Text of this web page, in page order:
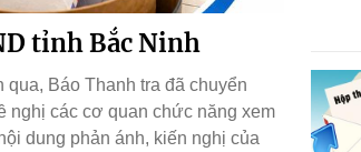
tỉnh Bắc Ninh
qua, Báo Thanh tra đã chuyển
nghị các cơ quan chức năng xem
dung phản ánh, kiến nghị của